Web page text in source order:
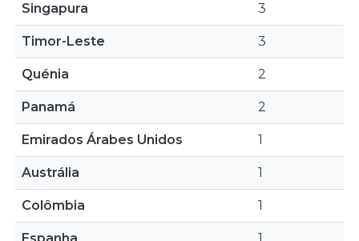
Singapura 3
Timor-Leste 3
Quénia 2
Panamá 2
Emirados Árabes Unidos 1
Austrália 1
Colômbia 1